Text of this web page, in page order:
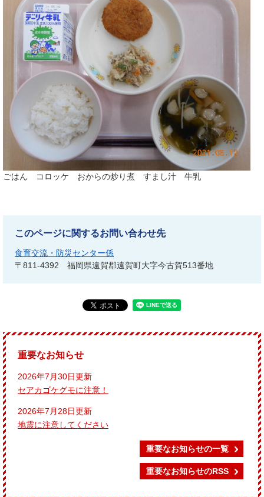
ごはん コロッケ おからの炒り煮 すまし汁 牛乳
このページに関するお問い合わせ先
食育交流・防災センター係
〒811-4392
福岡県遠賀郡遠賀町大字今古賀513番地
重要なお知らせ
2026年7月30日更新
セアカゴケグモに注意！
2026年7月28日更新
地震に注意してください
重要なお知らせの一覧
重要なお知らせのRSS